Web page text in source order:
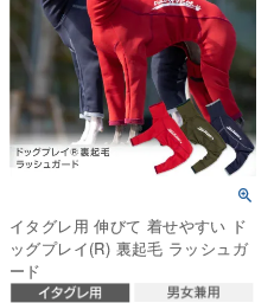
イタグレ用 伸びて 着せやすい ド
ッグプレイ(R) 裏起毛 ラッシュガ
ード